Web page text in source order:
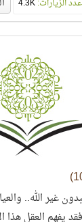
عدد الزيارات:
غير الله..
يفهم العقل هذا